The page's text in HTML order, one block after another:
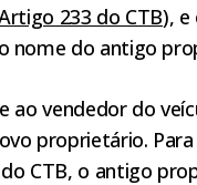
233 do CTB), e
nome do antigo
ao vendedor do
proprietário.
CTB, o antigo